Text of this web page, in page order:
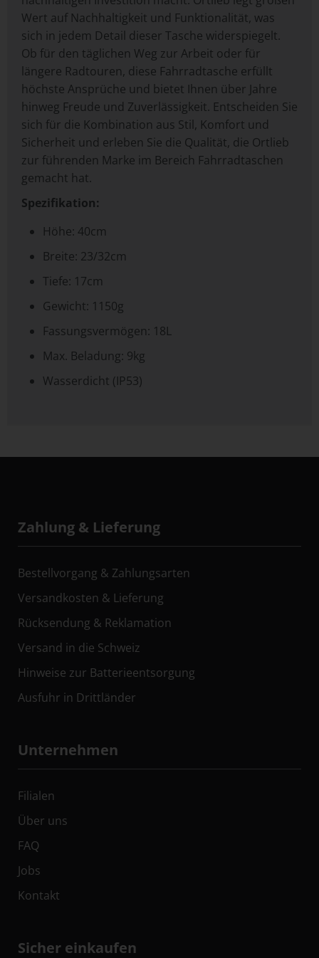
Wert auf Nachhaltigkeit und Funktionalität, was
sich in jedem Detail dieser Tasche widerspiegelt.
Ob für den täglichen Weg zur Arbeit oder für
längere Radtouren, diese Fahrradtasche erfüllt
höchste Ansprüche und bietet Ihnen über Jahre
hinweg Freude und Zuverlässigkeit. Entscheiden Sie
sich für die Kombination aus Stil, Komfort und
Sicherheit und erleben Sie die Qualität, die Ortlieb
zur führenden Marke im Bereich Fahrradtaschen
gemacht hat.
Spezifikation:
Höhe: 40cm
Breite: 23/32cm
Tiefe: 17cm
Gewicht: 1150g
Fassungsvermögen: 18L
Max. Beladung: 9kg
Wasserdicht (IP53)
Zahlung & Lieferung
Bestellvorgang & Zahlungsarten
Versandkosten & Lieferung
Rücksendung & Reklamation
Versand in die Schweiz
Hinweise zur Batterieentsorgung
Ausfuhr in Drittländer
Unternehmen
Filialen
Über uns
FAQ
Jobs
Kontakt
Sicher einkaufen